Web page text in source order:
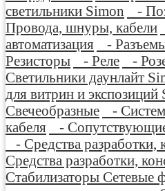
светильники Simon
-
Провода, шнуры, кабели
автоматизация
-
Резисторы
- Реле -
Светильники даунлайт
для витрин и экспозиций
Свечеобразные
-
кабеля
-
- Средства разработки,
Средства разработки,
Стабилизаторы Сетевые